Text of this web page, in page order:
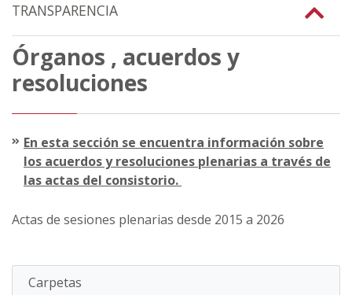
TRANSPARENCIA
Órganos , acuerdos y
resoluciones
En esta sección se encuentra información sobre
los acuerdos y resoluciones plenarias a través de
las actas del consistorio.
Actas de sesiones plenarias desde 2015 a 2026
Carpetas